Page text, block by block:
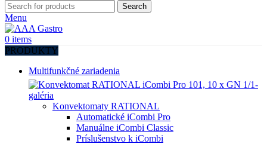
Search
Menu
0 items
PRODUKTY
Multifunkčné zariadenia
Konvektomaty RATIONAL
Automatické iCombi Pro
Manuálne iCombi Classic
Príslušenstvo k iCombi